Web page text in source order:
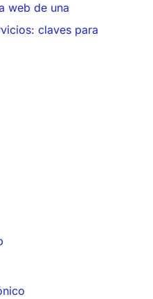
web de una
claves para